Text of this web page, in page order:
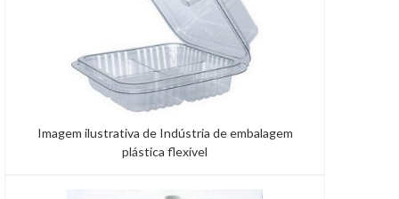
Imagem ilustrativa de Indústria de embalagem
plástica flexível